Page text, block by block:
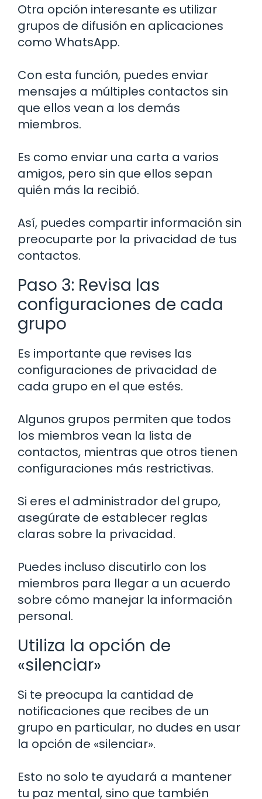
Otra opción interesante es utilizar
grupos de difusión en aplicaciones
como WhatsApp.
Con esta función, puedes enviar
mensajes a múltiples contactos sin
que ellos vean a los demás
miembros.
Es como enviar una carta a varios
amigos, pero sin que ellos sepan
quién más la recibió.
Así, puedes compartir información sin
preocuparte por la privacidad de tus
contactos.
Paso 3: Revisa las
configuraciones de cada
grupo
Es importante que revises las
configuraciones de privacidad de
cada grupo en el que estés.
Algunos grupos permiten que todos
los miembros vean la lista de
contactos, mientras que otros tienen
configuraciones más restrictivas.
Si eres el administrador del grupo,
asegúrate de establecer reglas
claras sobre la privacidad.
Puedes incluso discutirlo con los
miembros para llegar a un acuerdo
sobre cómo manejar la información
personal.
Utiliza la opción de
«silenciar»
Si te preocupa la cantidad de
notificaciones que recibes de un
grupo en particular, no dudes en usar
la opción de «silenciar».
Esto no solo te ayudará a mantener
tu paz mental, sino que también